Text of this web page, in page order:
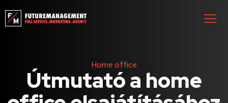
Home office
Útmutató a home